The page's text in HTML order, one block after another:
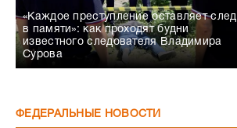
«Каждое преступление оставляет след
в памяти»: как проходят будни
известного следователя Владимира
Сурова
ФЕДЕРАЛЬНЫЕ НОВОСТИ